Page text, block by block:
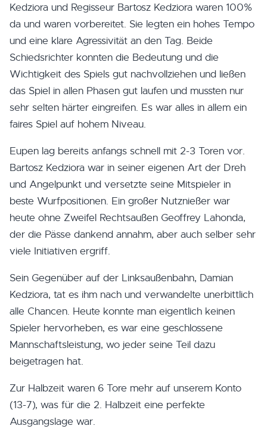
Kedziora und Regisseur Bartosz Kedziora waren 100%
da und waren vorbereitet. Sie legten ein hohes Tempo
und eine klare Agressivität an den Tag. Beide
Schiedsrichter konnten die Bedeutung und die
Wichtigkeit des Spiels gut nachvollziehen und ließen
das Spiel in allen Phasen gut laufen und mussten nur
sehr selten härter eingreifen. Es war alles in allem ein
faires Spiel auf hohem Niveau.
Eupen lag bereits anfangs schnell mit 2-3 Toren vor.
Bartosz Kedziora war in seiner eigenen Art der Dreh
und Angelpunkt und versetzte seine Mitspieler in
beste Wurfpositionen. Ein großer Nutznießer war
heute ohne Zweifel Rechtsaußen Geoffrey Lahonda,
der die Pässe dankend annahm, aber auch selber sehr
viele Initiativen ergriff.
Sein Gegenüber auf der Linksaußenbahn, Damian
Kedziora, tat es ihm nach und verwandelte unerbittlich
alle Chancen. Heute konnte man eigentlich keinen
Spieler hervorheben, es war eine geschlossene
Mannschaftsleistung, wo jeder seine Teil dazu
beigetragen hat.
Zur Halbzeit waren 6 Tore mehr auf unserem Konto
(13-7), was für die 2. Halbzeit eine perfekte
Ausgangslage war.